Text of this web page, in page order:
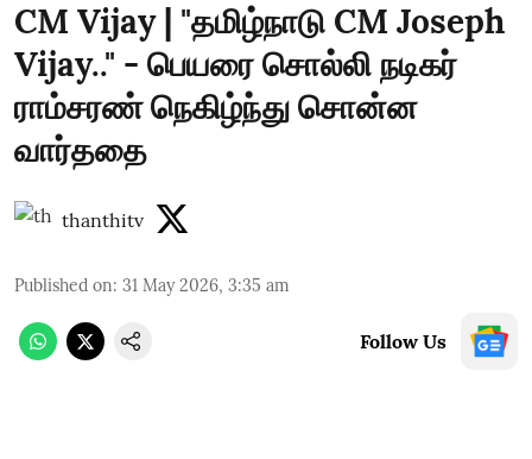
CM Vijay | "தமிழ்நாடு CM Joseph
Vijay.." - பெயரை சொல்லி நடிகர்
ராம்சரண் நெகிழ்ந்து சொன்ன
வார்ததை
thanthitv
Published on: 31 May 2026, 3:35 am
Follow Us